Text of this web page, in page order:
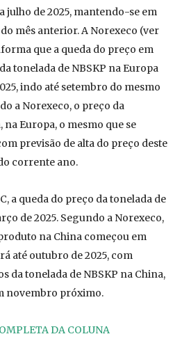
julho de 2025, mantendo-se em
mês anterior. A Norexeco (ver
que a queda do preço em
tonelada de NBSKP na Europa
indo até setembro do mesmo
a Norexeco, o preço da
na Europa, o mesmo que se
previsão de alta do preço deste
corrente ano.
a queda do preço da tonelada de
de 2025. Segundo a Norexeco,
na China começou em
até outubro de 2025, com
da tonelada de NBSKP na China,
novembro próximo.
DA COLUNA